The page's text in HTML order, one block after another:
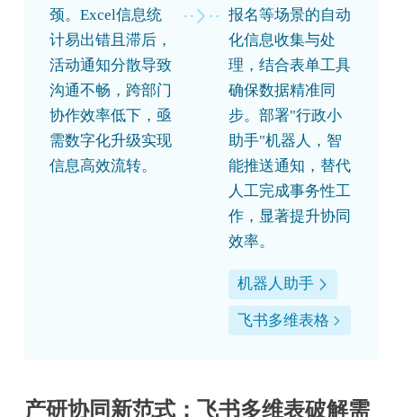
颈。Excel信息统
计易出错且滞后，
活动通知分散导致
沟通不畅，跨部门
协作效率低下，亟
需数字化升级实现
信息高效流转。
报名等场景的自动
化信息收集与处
理，结合表单工具
确保数据精准同
步。部署"行政小
助手"机器人，智
能推送通知，替代
人工完成事务性工
作，显著提升协同
效率。
机器人助手
飞书多维表格
产研协同新范式：飞书多维表破解需